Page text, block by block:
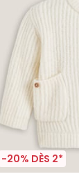
-20% DÈS 2*